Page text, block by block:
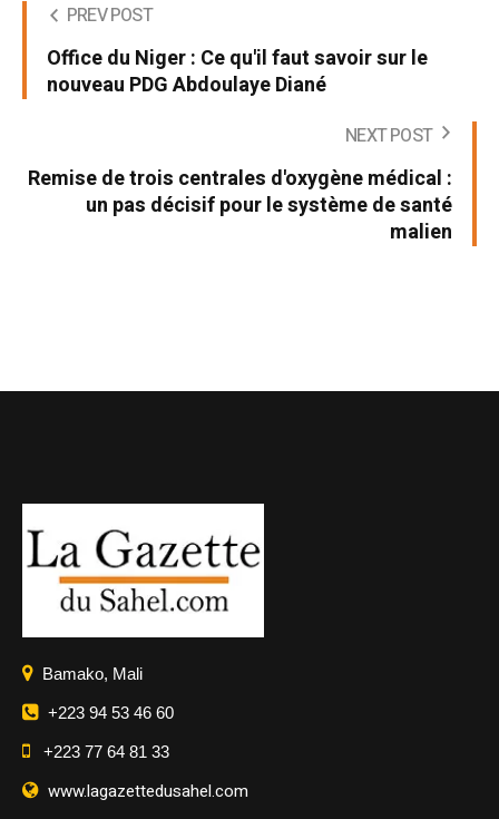
PREV POST
Office du Niger : Ce qu'il faut savoir sur le
nouveau PDG Abdoulaye Diané
NEXT POST
Remise de trois centrales d'oxygène médical :
un pas décisif pour le système de santé
malien
Bamako, Mali
+223 94 53 46 60
+223 77 64 81 33
www.lagazettedusahel.com